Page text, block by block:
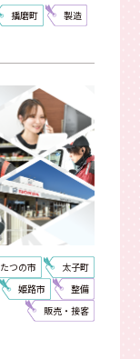
播磨町 製造
たつの市
太子町
姫路市
整備
販売・接客